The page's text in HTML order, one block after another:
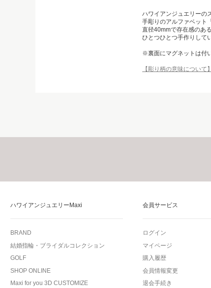
ハワイアンジュエリーの
手彫りのアルファベット
直径40mmで存在感のあ
ひとつひとつ手作りして
※裏面にマグネットは付
【彫り柄の意味について】
ハワイアンジュエリーMaxi
BRAND
結婚指輪・ブライダルコレクション
GOLF
SHOP ONLINE
Maxi for you 3D CUSTOMIZE
会員サービス
ログイン
マイページ
購入履歴
会員情報変更
退会手続き